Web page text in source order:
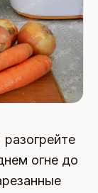
огне до